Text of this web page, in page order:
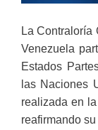
La
Venezuela
Estados
las Naciones
realizada en
reafirmando